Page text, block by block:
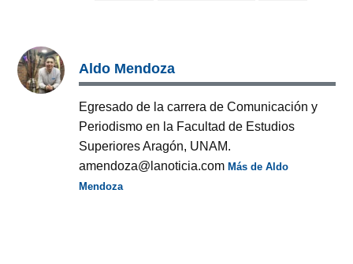
Aldo Mendoza
Egresado de la carrera de Comunicación y
Periodismo en la Facultad de Estudios
Superiores Aragón, UNAM.
amendoza@lanoticia.comMás de Aldo
Mendoza